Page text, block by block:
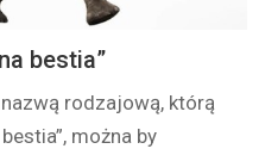
bestia”
rodzajową, którą
można by